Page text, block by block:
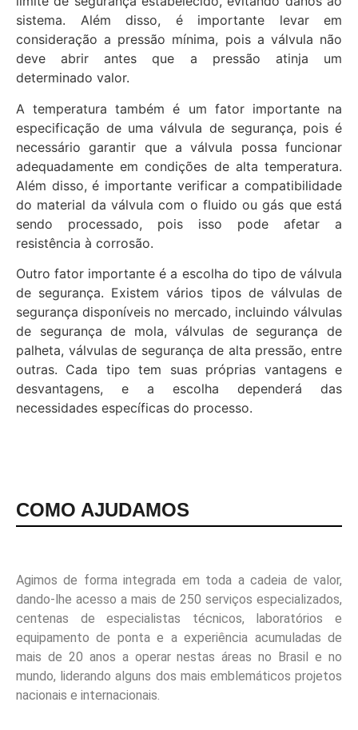
sistema. Além disso, é importante levar em
consideração a pressão mínima, pois a válvula não
deve abrir antes que a pressão atinja um
determinado valor.
A temperatura também é um fator importante na
especificação de uma válvula de segurança, pois é
necessário garantir que a válvula possa funcionar
adequadamente em condições de alta temperatura.
Além disso, é importante verificar a compatibilidade
do material da válvula com o fluido ou gás que está
sendo processado, pois isso pode afetar a
resistência à corrosão.
Outro fator importante é a escolha do tipo de válvula
de segurança. Existem vários tipos de válvulas de
segurança disponíveis no mercado, incluindo válvulas
de segurança de mola, válvulas de segurança de
palheta, válvulas de segurança de alta pressão, entre
outras. Cada tipo tem suas próprias vantagens e
desvantagens, e a escolha dependerá das
necessidades específicas do processo.
COMO AJUDAMOS
Agimos de forma integrada em toda a cadeia de valor,
dando-lhe acesso a mais de 250 serviços especializados,
centenas de especialistas técnicos, laboratórios e
equipamento de ponta e a experiência acumuladas de
mais de 20 anos a operar nestas áreas no Brasil e no
mundo, liderando alguns dos mais emblemáticos projetos
nacionais e internacionais.